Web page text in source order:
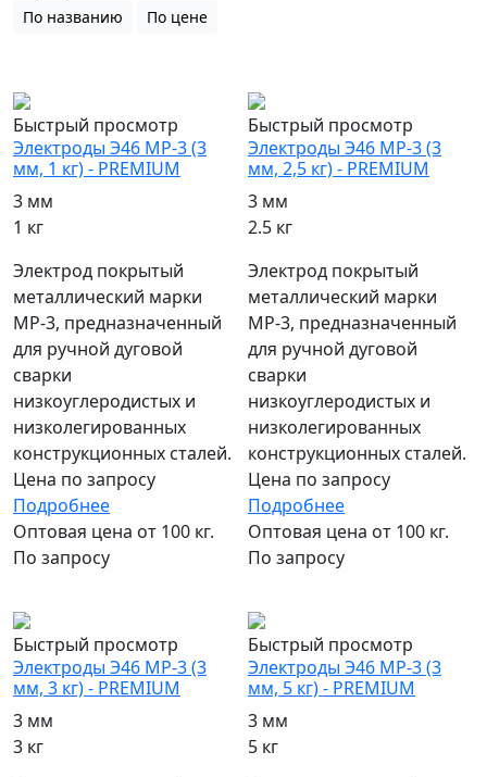
По названию По цене
Быстрый просмотр
Электроды Э46 МР-3 (3
мм, 1 кг) - PREMIUM
3 мм
1 кг
Электрод покрытый
металлический марки
МР-3, предназначенный
для ручной дуговой
сварки
низкоуглеродистых и
низколегированных
конструкционных сталей.
Цена по запросу
Подробнее
Оптовая цена от 100 кг.
По запросу
Быстрый просмотр
Электроды Э46 МР-3 (3
мм, 2,5 кг) - PREMIUM
3 мм
2.5 кг
Электрод покрытый
металлический марки
МР-3, предназначенный
для ручной дуговой
сварки
низкоуглеродистых и
низколегированных
конструкционных сталей.
Цена по запросу
Подробнее
Оптовая цена от 100 кг.
По запросу
Быстрый просмотр
Электроды Э46 МР-3 (3
мм, 3 кг) - PREMIUM
3 мм
3 кг
Быстрый просмотр
Электроды Э46 МР-3 (3
мм, 5 кг) - PREMIUM
3 мм
5 кг